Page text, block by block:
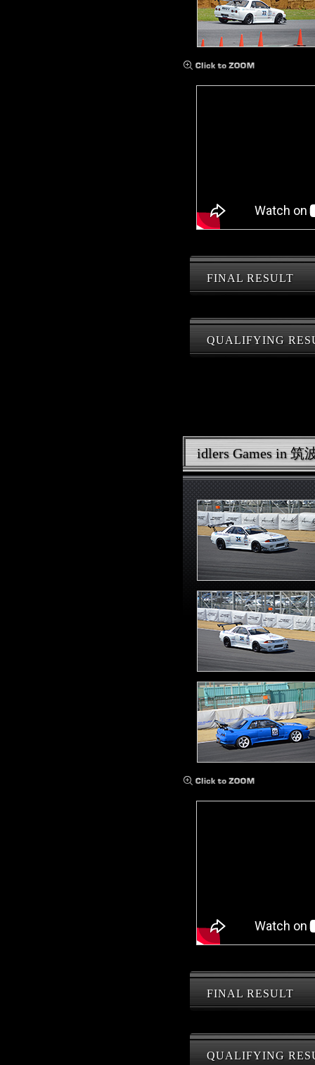
FINAL RESULT
QUALIFYING
idlers Games in 筑
FINAL RESULT
QUALIFYING